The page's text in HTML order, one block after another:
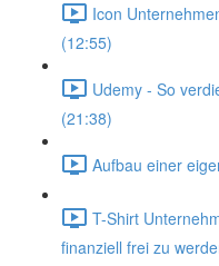
Icon
(12:55)
Udemy - So
(21:38)
Aufbau einer
T-Shirt
finanziell frei zu